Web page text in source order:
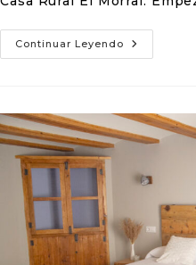
Continuar Leyendo